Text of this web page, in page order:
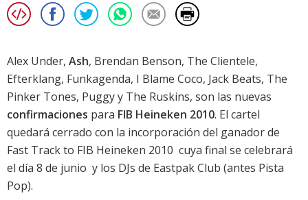
Alex Under, Ash, Brendan Benson, The Clientele,
Efterklang, Funkagenda, I Blame Coco, Jack Beats, The
Pinker Tones, Puggy y The Ruskins, son las nuevas
confirmaciones para FIB Heineken 2010. El cartel
quedará cerrado con la incorporación del ganador de
Fast Track to FIB Heineken 2010  cuya final se celebrará
el día 8 de junio  y los DJs de Eastpak Club (antes Pista
Pop).